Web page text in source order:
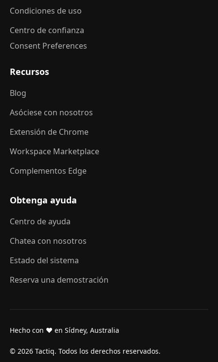
Condiciones de uso
Centro de confianza
Consent Preferences
Recursos
Blog
Asóciese con nosotros
Extensión de Chrome
Workspace Marketplace
Complementos Edge
Obtenga ayuda
Centro de ayuda
Chatea con nosotros
Estado del sistema
Reserva una demostración
© 2026 Tactiq. Todos los derechos reservados.
Hecho con ❤ en Sídney, Australia